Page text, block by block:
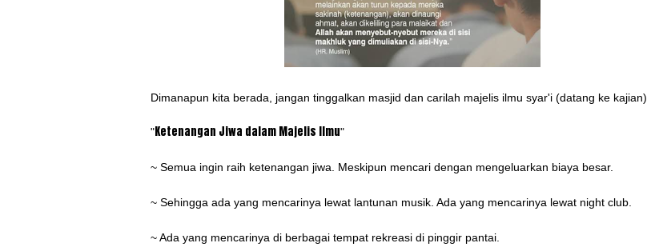
Dimanapun kita berada, jangan tinggalkan masjid dan carilah majelis ilmu syar'i (datang ke kajian)
"Ketenangan Jiwa dalam Majelis Ilmu"
~ Semua ingin raih ketenangan jiwa. Meskipun mencari dengan mengeluarkan biaya besar.
~ Sehingga ada yang mencarinya lewat lantunan musik. Ada yang mencarinya lewat night club.
~ Ada yang mencarinya di berbagai tempat rekreasi di pinggir pantai.